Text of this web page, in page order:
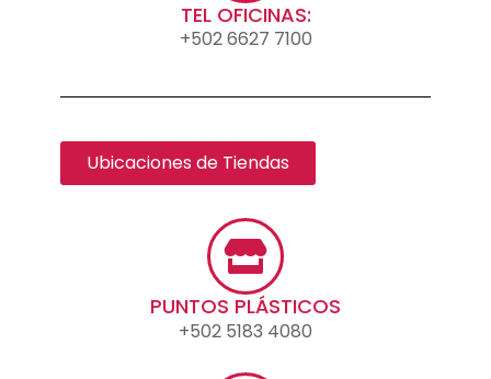
TEL OFICINAS:
+502 6627 7100
Ubicaciones de Tiendas
PUNTOS PLÁSTICOS
+502 5183 4080